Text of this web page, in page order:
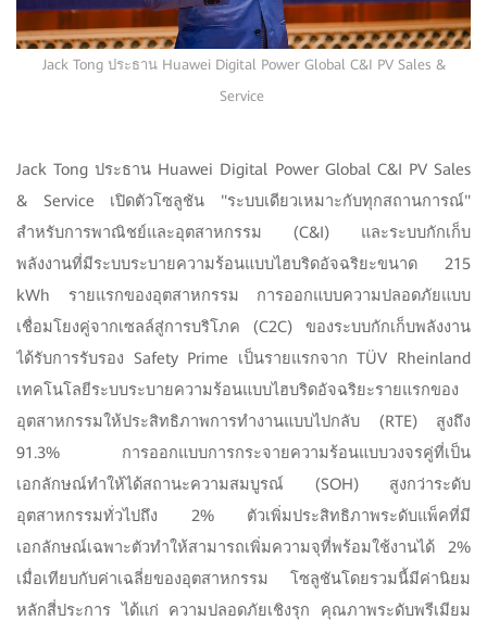
Jack Tong ประธาน Huawei Digital Power Global C&I PV Sales &
Service
Jack Tong ประธาน Huawei Digital Power Global C&I PV Sales
& Service เปิดตัวโซลูชัน "ระบบเดียวเหมาะกับทุกสถานการณ์"
สำหรับการพาณิชย์และอุตสาหกรรม (C&I) และระบบกักเก็บ
พลังงานที่มีระบบระบายความร้อนแบบไฮบริดอัจฉริยะขนาด 215
kWh รายแรกของอุตสาหกรรม การออกแบบความปลอดภัยแบบ
เชื่อมโยงคู่จากเซลล์สู่การบริโภค (C2C) ของระบบกักเก็บพลังงาน
ได้รับการรับรอง Safety Prime เป็นรายแรกจาก TÜV Rheinland
เทคโนโลยีระบบระบายความร้อนแบบไฮบริดอัจฉริยะรายแรกของ
อุตสาหกรรมให้ประสิทธิภาพการทำงานแบบไปกลับ (RTE) สูงถึง
91.3% การออกแบบการกระจายความร้อนแบบวงจรคู่ที่เป็น
เอกลักษณ์ทำให้ได้สถานะความสมบูรณ์ (SOH) สูงกว่าระดับ
อุตสาหกรรมทั่วไปถึง 2% ตัวเพิ่มประสิทธิภาพระดับแพ็คที่มี
เอกลักษณ์เฉพาะตัวทำให้สามารถเพิ่มความจุที่พร้อมใช้งานได้ 2%
เมื่อเทียบกับค่าเฉลี่ยของอุตสาหกรรม โซลูชันโดยรวมนี้มีค่านิยม
หลักสี่ประการ ได้แก่ ความปลอดภัยเชิงรุก คุณภาพระดับพรีเมียม